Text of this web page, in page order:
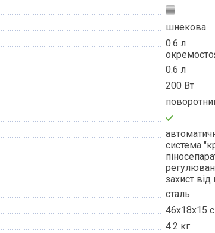
шнекова
0.6 л
0.6 л
200 Вт
система
захист від
сталь
46х18х15
4.2 кг